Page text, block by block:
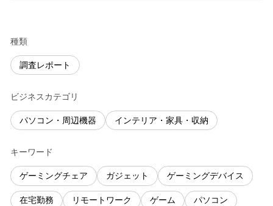
種類
調査レポート
ビジネスカテゴリ
パソコン・周辺機器 インテリア・家具・収納
キーワード
ゲーミングチェア ガジェット ゲーミングデバイス
在宅勤務 リモートワーク ゲーム パソコン